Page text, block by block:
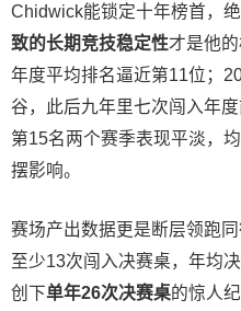
Chidwick能锁定十年榜首，
致的长期竞技稳定性才是他
年度平均排名逼近第11位；
谷，此后九年里七次闯入年
第15名两个赛季表现平淡，
摆影响。
赛场产出数据更是断层领跑
至少13次闯入决赛桌，年均
创下单年26次决赛桌的惊人